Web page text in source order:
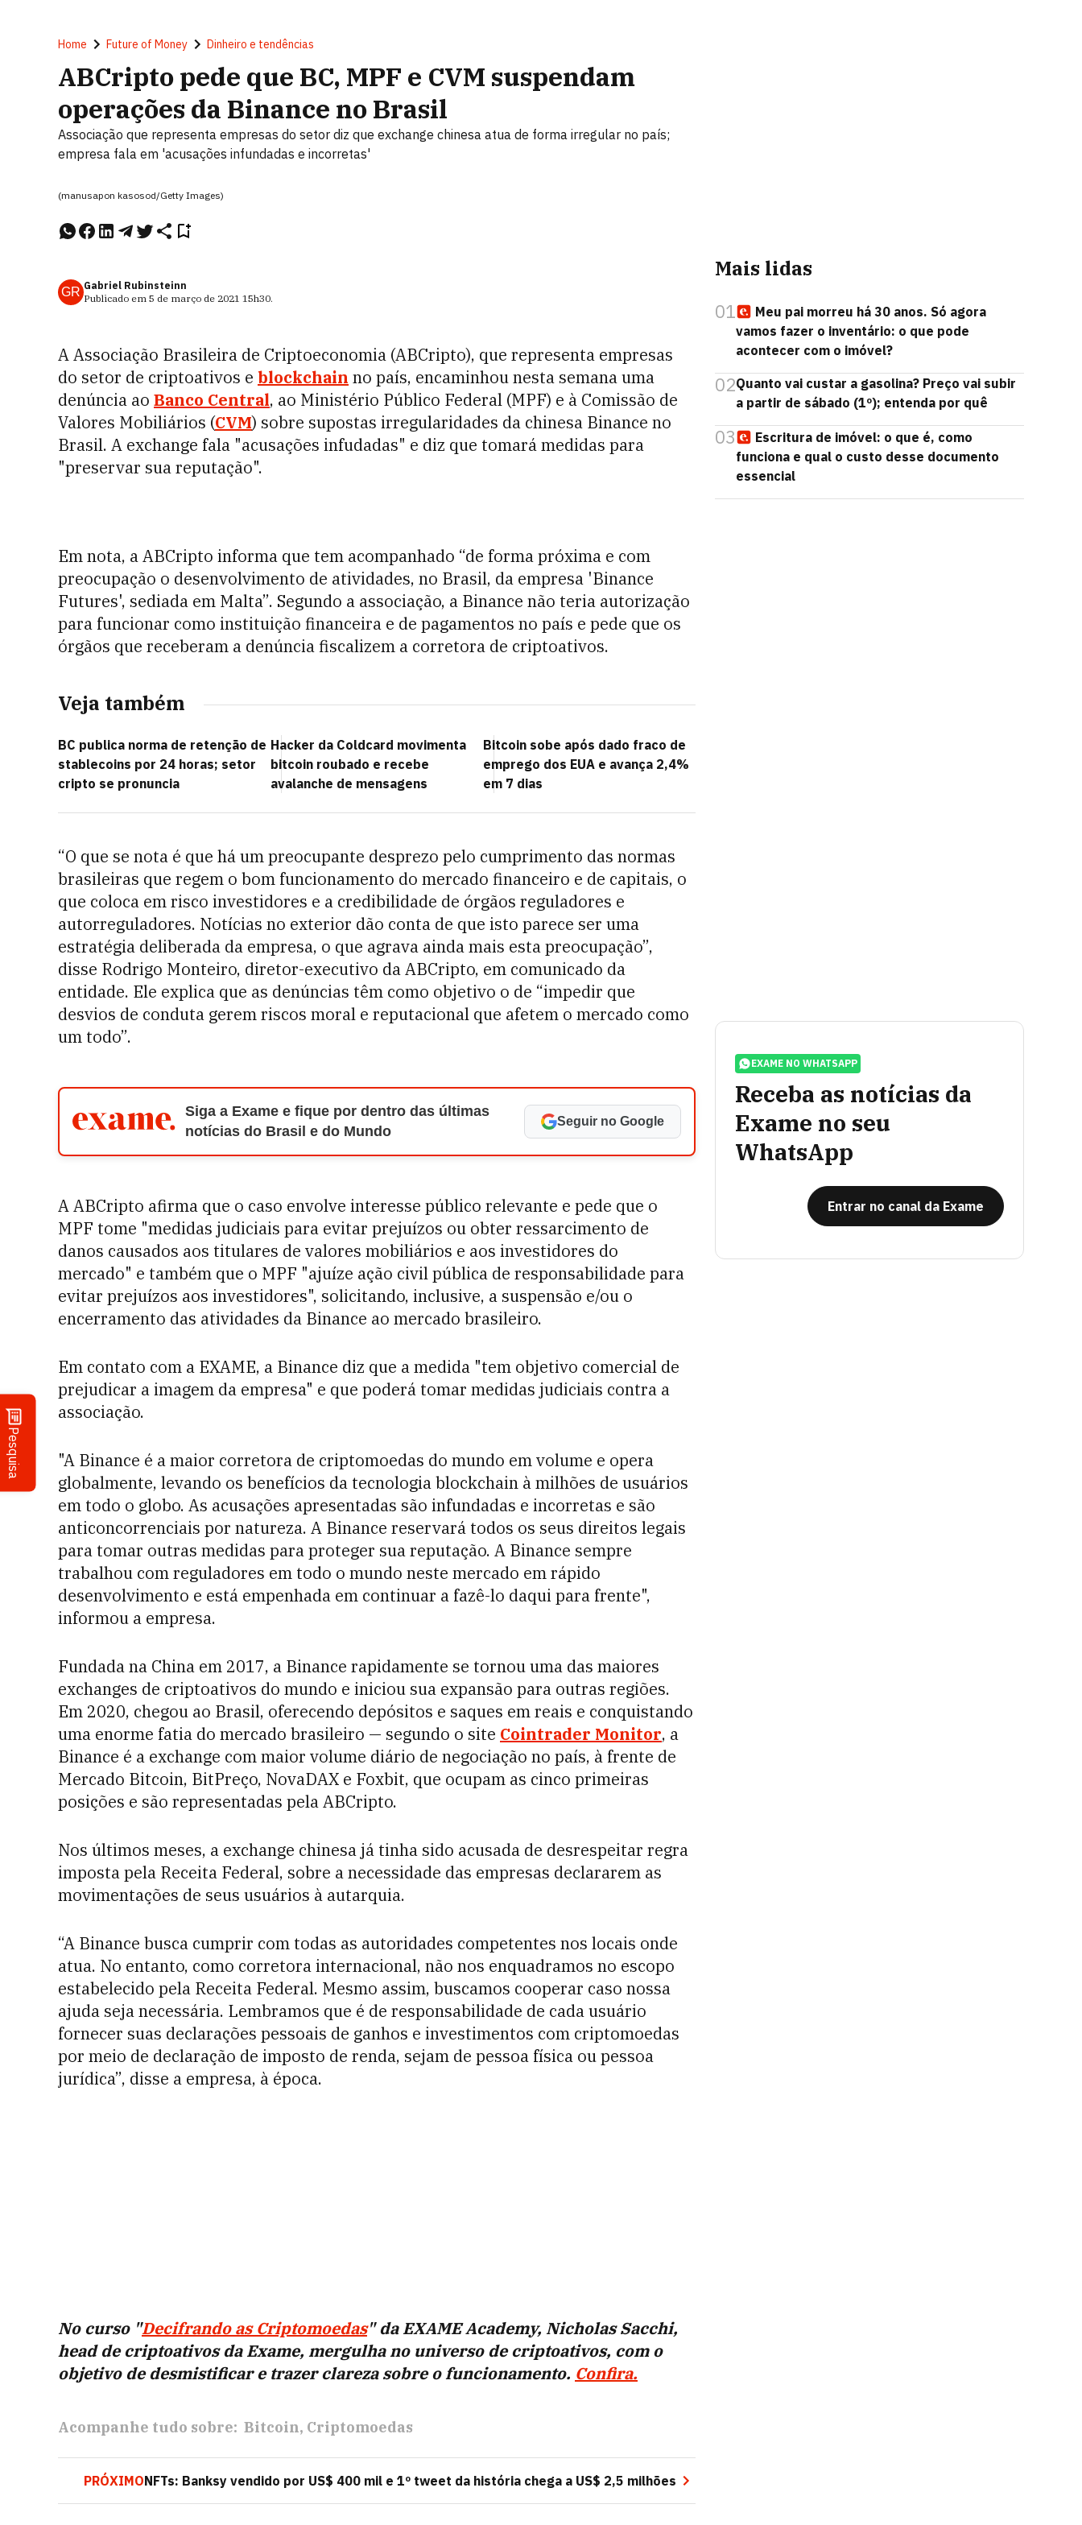
Pesquisa
Home Future of Money Dinheiro e tendências
ABCripto pede que BC, MPF e CVM suspendam
operações da Binance no Brasil
Associação que representa empresas do setor diz que exchange chinesa atua de forma irregular no país;
empresa fala em 'acusações infundadas e incorretas'
(manusapon kasosod/Getty Images)
GR Gabriel Rubinsteinn
Publicado em 5 de março de 2021 15h30.
A Associação Brasileira de Criptoeconomia (ABCripto), que representa empresas
do setor de criptoativos e blockchain no país, encaminhou nesta semana uma
denúncia ao Banco Central, ao Ministério Público Federal (MPF) e à Comissão de
Valores Mobiliários (CVM) sobre supostas irregularidades da chinesa Binance no
Brasil. A exchange fala "acusações infudadas" e diz que tomará medidas para
"preservar sua reputação".
Em nota, a ABCripto informa que tem acompanhado “de forma próxima e com
preocupação o desenvolvimento de atividades, no Brasil, da empresa 'Binance
Futures', sediada em Malta”. Segundo a associação, a Binance não teria autorização
para funcionar como instituição financeira e de pagamentos no país e pede que os
órgãos que receberam a denúncia fiscalizem a corretora de criptoativos.
Veja também
BC publica norma de retenção de
stablecoins por 24 horas; setor
cripto se pronuncia
Hacker da Coldcard movimenta
bitcoin roubado e recebe
avalanche de mensagens
Bitcoin sobe após dado fraco de
emprego dos EUA e avança 2,4%
em 7 dias
“O que se nota é que há um preocupante desprezo pelo cumprimento das normas
brasileiras que regem o bom funcionamento do mercado financeiro e de capitais, o
que coloca em risco investidores e a credibilidade de órgãos reguladores e
autorreguladores. Notícias no exterior dão conta de que isto parece ser uma
estratégia deliberada da empresa, o que agrava ainda mais esta preocupação”,
disse Rodrigo Monteiro, diretor-executivo da ABCripto, em comunicado da
entidade. Ele explica que as denúncias têm como objetivo o de “impedir que
desvios de conduta gerem riscos moral e reputacional que afetem o mercado como
um todo”.
Siga a Exame e fique por dentro das últimas
notícias do Brasil e do Mundo
Seguir no Google
A ABCripto afirma que o caso envolve interesse público relevante e pede que o
MPF tome "medidas judiciais para evitar prejuízos ou obter ressarcimento de
danos causados aos titulares de valores mobiliários e aos investidores do
mercado" e também que o MPF "ajuíze ação civil pública de responsabilidade para
evitar prejuízos aos investidores", solicitando, inclusive, a suspensão e/ou o
encerramento das atividades da Binance ao mercado brasileiro.
Em contato com a EXAME, a Binance diz que a medida "tem objetivo comercial de
prejudicar a imagem da empresa" e que poderá tomar medidas judiciais contra a
associação.
"A Binance é a maior corretora de criptomoedas do mundo em volume e opera
globalmente, levando os benefícios da tecnologia blockchain à milhões de usuários
em todo o globo. As acusações apresentadas são infundadas e incorretas e são
anticoncorrenciais por natureza. A Binance reservará todos os seus direitos legais
para tomar outras medidas para proteger sua reputação. A Binance sempre
trabalhou com reguladores em todo o mundo neste mercado em rápido
desenvolvimento e está empenhada em continuar a fazê-lo daqui para frente",
informou a empresa.
Fundada na China em 2017, a Binance rapidamente se tornou uma das maiores
exchanges de criptoativos do mundo e iniciou sua expansão para outras regiões.
Em 2020, chegou ao Brasil, oferecendo depósitos e saques em reais e conquistando
uma enorme fatia do mercado brasileiro — segundo o site Cointrader Monitor, a
Binance é a exchange com maior volume diário de negociação no país, à frente de
Mercado Bitcoin, BitPreço, NovaDAX e Foxbit, que ocupam as cinco primeiras
posições e são representadas pela ABCripto.
Nos últimos meses, a exchange chinesa já tinha sido acusada de desrespeitar regra
imposta pela Receita Federal, sobre a necessidade das empresas declararem as
movimentações de seus usuários à autarquia.
“A Binance busca cumprir com todas as autoridades competentes nos locais onde
atua. No entanto, como corretora internacional, não nos enquadramos no escopo
estabelecido pela Receita Federal. Mesmo assim, buscamos cooperar caso nossa
ajuda seja necessária. Lembramos que é de responsabilidade de cada usuário
fornecer suas declarações pessoais de ganhos e investimentos com criptomoedas
por meio de declaração de imposto de renda, sejam de pessoa física ou pessoa
jurídica”, disse a empresa, à época.
No curso "Decifrando as Criptomoedas" da EXAME Academy, Nicholas Sacchi,
head de criptoativos da Exame, mergulha no universo de criptoativos, com o
objetivo de desmistificar e trazer clareza sobre o funcionamento. Confira.
Acompanhe tudo sobre: Bitcoin Criptomoedas
PRÓXIMONFTs: Banksy vendido por US$ 400 mil e 1º tweet da história chega a US$ 2,5 milhões
Mais lidas
01
Meu pai morreu há 30 anos. Só agora
vamos fazer o inventário: o que pode
acontecer com o imóvel?
02Quanto vai custar a gasolina? Preço vai subir
a partir de sábado (1º); entenda por quê
03
Escritura de imóvel: o que é, como
funciona e qual o custo desse documento
essencial
EXAME NO WHATSAPP
Receba as notícias da
Exame no seu
WhatsApp
Entrar no canal da Exame